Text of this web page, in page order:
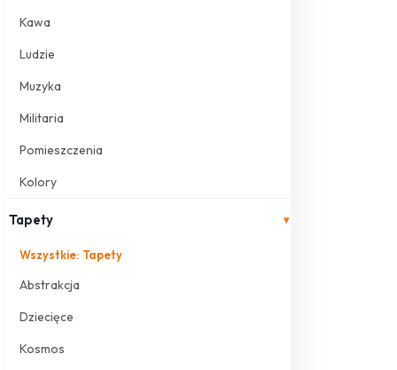
Kawa
Ludzie
Muzyka
Militaria
Pomieszczenia
Kolory
Tapety ▾
Wszystkie: Tapety
Abstrakcja
Dziecięce
Kosmos